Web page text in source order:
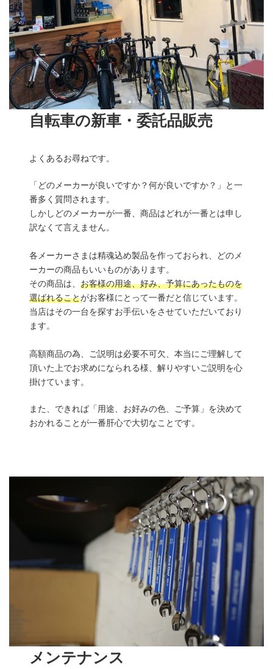
自転車の新車・委託品販売
よくあるお尋ねです。
「どのメーカーが良いですか？何が良いですか？」と一
番多く質問されます。
しかしどのメーカーが一番、商品はどれが一番とは申し
訳なくて言えません。
各メーカーさまは精魂込め製品を作っておられ、どのメ
ーカーの商品もいいものがあります。
その商品は、お客様の用途、好み、予算にあったものを
選ばれることがお客様にとって一番だと信じています。
当店はその一台を探すお手伝いをさせていただいており
ます。
高額商品の為、ご説明は必要不可欠、本当にご理解して
頂いた上でお求めになられる様、解りやすいご説明を心
掛けています。
また、できれば「用途、お好みの色、ご予算」を決めて
おかれることが一番肝心で大切なことです。
メンテナンス